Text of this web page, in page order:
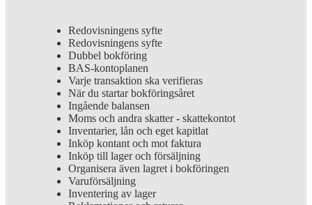
Redovisningens syfte
Redovisningens syfte
Dubbel bokföring
BAS-kontoplanen
Varje transaktion ska verifieras
När du startar bokföringsåret
Ingående balansen
Moms och andra skatter - skattekontot
Inventarier, lån och eget kapitlat
Inköp kontant och mot faktura
Inköp till lager och försäljning
Organisera även lagret i bokföringen
Varuförsäljning
Inventering av lager